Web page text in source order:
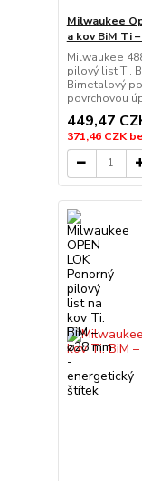
Milwaukee
a kov BiM Ti
Milwaukee
pilový list Ti.
Bimetalový
povrchovou
449,47
371,46 CZK